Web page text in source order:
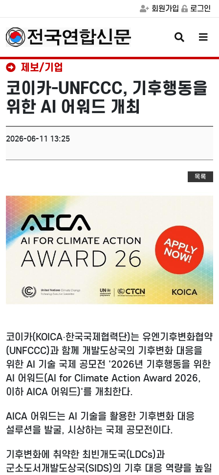
회원가입 로그인
검
색
버
메
버
제보/기업
코이카-UNFCCC, 기후행동을
위한 AI 어워드 개최
2026-06-11 13:25
목록
코이카(KOICA·한국국제협력단)는 유엔기후변화협약
(UNFCCC)과 함께 개발도상국의 기후변화 대응을
위한 AI 기술 국제 공모전 '2026년 기후행동을 위한
AI 어워드(AI for Climate Action Award 2026,
이하 AICA 어워드)'를 개최한다.
AICA 어워드는 AI 기술을 활용한 기후변화 대응
설루션을 발굴, 시상하는 국제 공모전이다.
기후변화에 취약한 최빈개도국(LDCs)과
군소도서개발도상국(SIDS)의 기후 대응 역량을 높일